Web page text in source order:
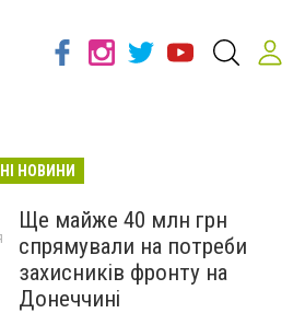
НОВИНИ
Ще майже 40 млн грн
спрямували на потреби
захисників фронту на
Донеччині